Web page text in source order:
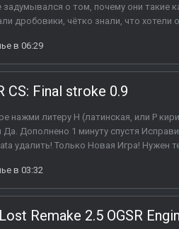
задумывался о том, почему они
дробовики, чётко знали, что хотели
в 06:29
CS: Final stroke 0.9
нажми литеру H (латинская, или Р
Да. Дополнено 1 минуту спустя
удалить! Только Новая Игра! Нужен
в 03:32
Remake 2.5 OGSR